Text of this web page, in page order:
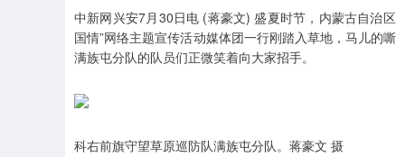
中新网兴安7月30日电 (蒋豪文) 盛夏时节，内蒙古自治
国情”网络主题宣传活动媒体团一行刚踏入草地，马儿的
满族屯分队的队员们正微笑着向大家招手。
科右前旗守望草原巡防队满族屯分队。蒋豪文 摄